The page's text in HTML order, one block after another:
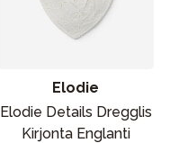
Elodie
Elodie Details Dregglis
Kirjonta Englanti